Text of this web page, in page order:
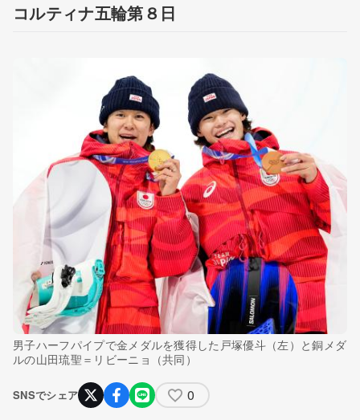
コルティナ五輪第８日
男子ハーフパイプで金メダルを獲得した戸塚優斗（左）と銅メダ
ルの山田琉聖＝リビーニョ（共同）
SNSでシェア 0